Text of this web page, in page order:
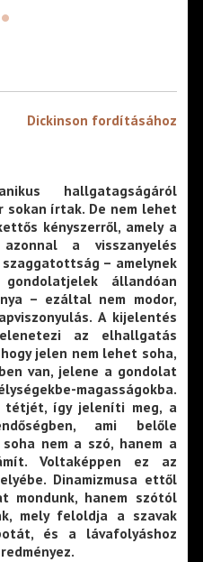
•
Dickinson fordításához
hallgatagságáról
sokan írtak. De nem lehet
kényszerről, amely a
a visszanyelés
– amelynek
állandóan
– ezáltal nem modor,
A kijelentés
az elhallgatás
jelen nem lehet soha,
van, jelene a gondolat
magasságokba.
tétjét, így jeleníti meg, a
ami belőle
nem a szó, hanem a
Voltaképpen ez az
Dinamizmusa ettől
mondunk, hanem szótól
mely feloldja a szavak
és a lávafolyáshoz